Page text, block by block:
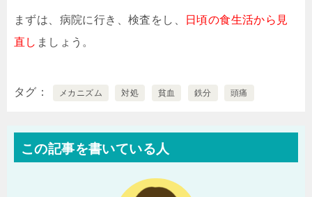
まずは、病院に行き、検査をし、
日頃の食生活から見
直し ましょう。
タグ メカニズム 対処 貧血 鉄分 頭痛
この記事を書いている人